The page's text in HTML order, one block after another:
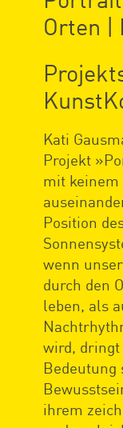
Orten |
Kati
Projekt
mit keinem
Position
wenn
durch den
leben, als
wird, dringt
ihrem